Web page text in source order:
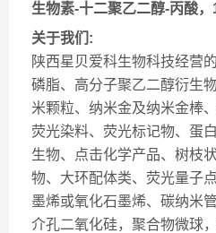
生物素-十二聚乙二醇-丙酸
关于我们:
陕西星贝爱科生物科技经营
磷脂、高分子聚乙二醇衍生
米颗粒、纳米金及纳米金棒
荧光染料、荧光标记物、蛋
生物、点击化学产品、树枝
物、大环配体类、荧光量子
墨烯或氧化石墨烯、碳纳米
介孔二氧化硅，聚合物微球